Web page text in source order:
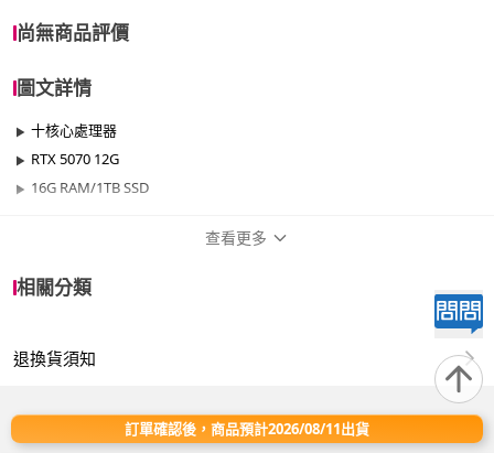
尚無商品評價
圖文詳情
十核心處理器
RTX 5070 12G
16G RAM/1TB SSD
效能
晶片 RTX50系列
查看更多
相關分類
退換貨須知
訂單確認後，商品預計2026/08/11出貨